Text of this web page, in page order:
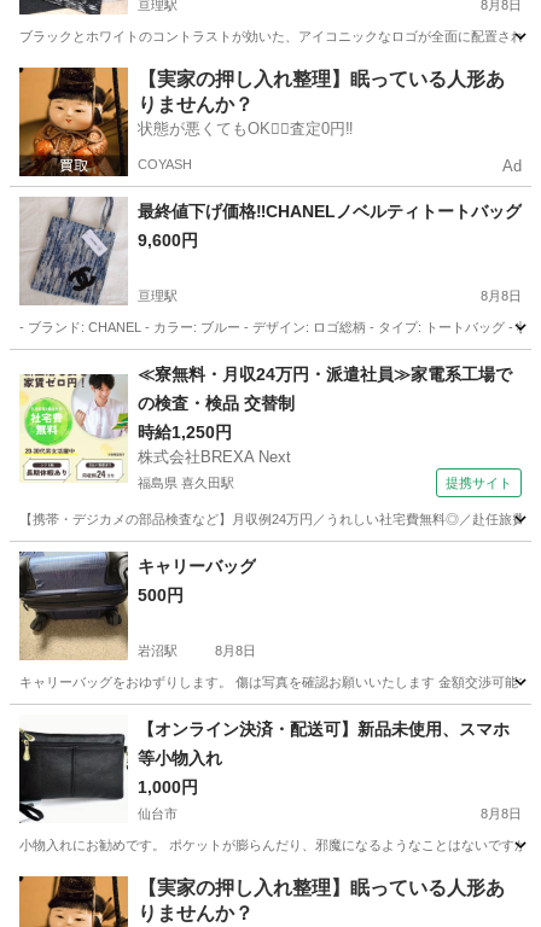
亘理駅 8月8日
ブラックとホワイトのコントラストが効いた、アイコニックなロゴが全面に配置され
宮城 亘理郡 亘理駅 バッグ CHANEL
【実家の押し入れ整理】眠っている人形あ
りませんか？
状態が悪くてもOK🙆‍♀️査定0円‼️
COYASH Ad
最終値下げ価格‼️CHANELノベルティトートバッグ
9,600円
亘理駅 8月8日
- ブランド: CHANEL - カラー: ブルー - デザイン: ロゴ総柄 - タイプ: トートバッグ -
亘理駅 バッグ CHANEL
≪寮無料・月収24万円・派遣社員≫家電系工場で
の検査・検品 交替制
時給1,250円
株式会社BREXA Next
福島県 喜久田駅 提携サイト
【携帯・デジカメの部品検査など】月収例24万円／うれしい社宅費無料◎／赴任旅
福島 郡山市 喜久田駅 その他
キャリーバッグ
500円
岩沼駅 8月8日
キャリーバッグをおゆずりします。 傷は写真を確認お願いいたします 金額交渉可能
岩沼駅 バッグ
【オンライン決済・配送可】新品未使用、スマホ
等小物入れ
1,000円
仙台市 8月8日
小物入れにお勧めです。 ポケットが膨らんだり、邪魔になるようなことはないですか
宮城 仙台市 バッグ
【実家の押し入れ整理】眠っている人形あ
りませんか？